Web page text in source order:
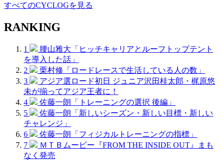
すべてのCYCLOGを見る
RANKING
1
腰山雅大「ヒッチキャリアとルーフトップテント
を導入した話」
2
栗村修「ロードレースで生活している人の数」
3
アジア選ロード初日 ジュニア沢田桂太郎・梶原悠
未が揃ってアジア王者に！
4
佐藤一朗「トレーニングの選択 後編」
5
佐藤一朗「新しいシーズン・新しい目標・新しい
チャレンジ」
6
佐藤一朗「フィジカルトレーニングの指標」
7
ＭＴＢムービー『FROM THE INSIDE OUT』まも
なく発売